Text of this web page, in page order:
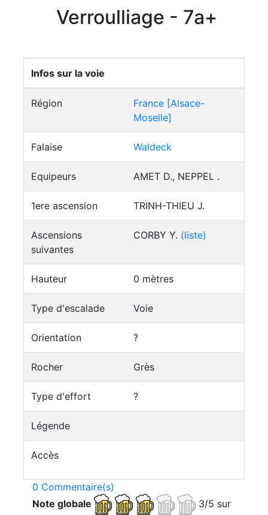
Verroulliage - 7a+
Infos sur la voie
Région
France [Alsace-
Moselle]
Falaise Waldeck
Equipeurs AMET D., NEPPEL .
1ere ascension TRINH-THIEU J.
Ascensions
suivantes
CORBY Y. (liste)
Hauteur 0 mètres
Type d'escalade Voie
Orientation ?
Rocher Grès
Type d'effort ?
Légende
Accès
0 Commentaire(s)
Note globale
3/5 sur